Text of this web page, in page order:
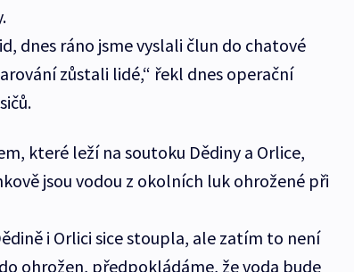
dnes ráno jsme vyslali člun do chatové
zůstali lidé,“ řekl dnes operační
které leží na soutoku Dědiny a Orlice,
jsou vodou z okolních luk ohrožené při
i Orlici sice stoupla, ale zatím to není
ohrožen, předpokládáme, že voda bude